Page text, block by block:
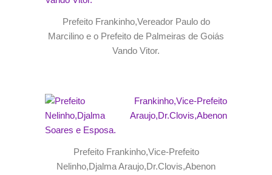
Prefeito Frankinho,Vereador Paulo do
Marcilino e o Prefeito de Palmeiras de Goiás
Vando Vitor.
Prefeito Frankinho,Vice-Prefeito
Nelinho,Djalma Araujo,Dr.Clovis,Abenon